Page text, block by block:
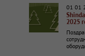
01 01
2025